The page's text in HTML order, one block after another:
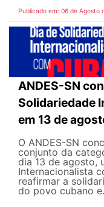
Publicado em: 06 de Agosto
ANDES-SN
Solidariedade
em 13 de
O ANDES-SN
conjunto da
dia 13 de agosto,
Internacionalista
reafirmar a
do povo cubano